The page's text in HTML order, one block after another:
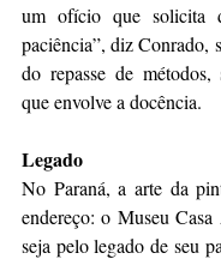
um ofício que solicita
paciência”, diz Conrado,
do repasse de métodos,
que envolve a docência.
Legado
No Paraná, a arte da
endereço: o Museu
seja pelo legado de seu